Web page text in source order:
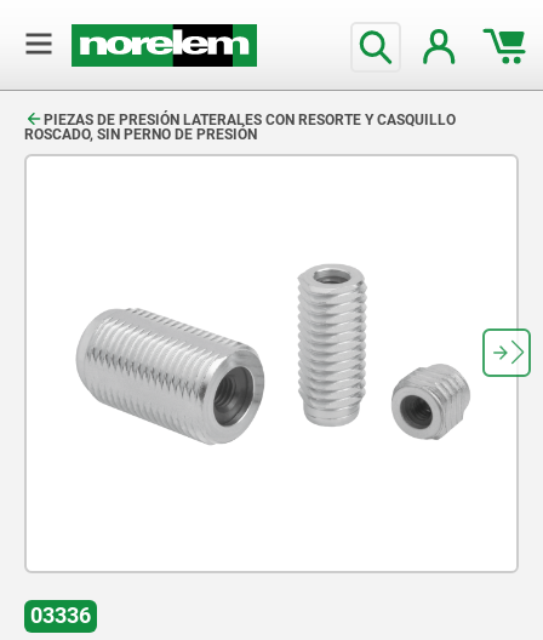
PIEZAS DE PRESIÓN LATERALES CON RESORTE Y CASQUILLO
ROSCADO, SIN PERNO DE PRESIÓN
03336